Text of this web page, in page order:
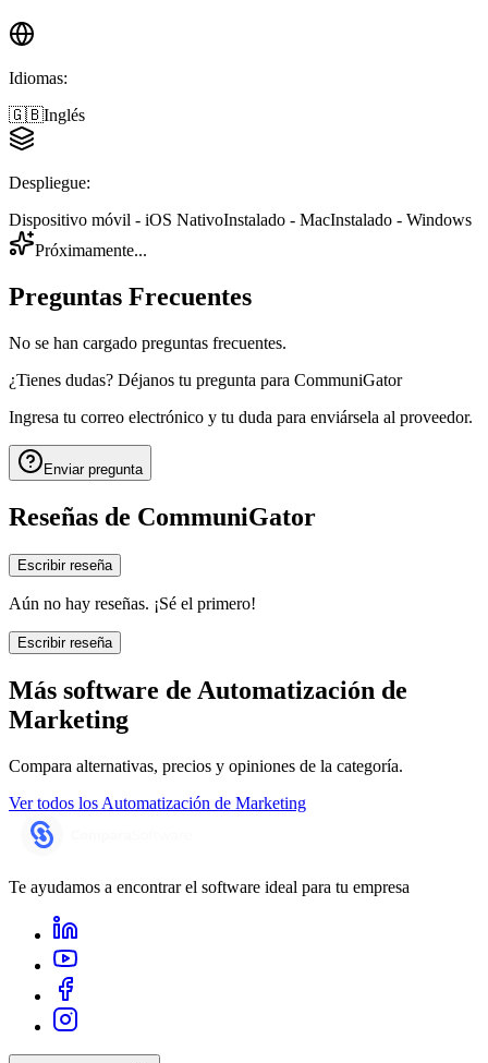
Idiomas:
🇬🇧Inglés
Despliegue:
Dispositivo móvil - iOS NativoInstalado - MacInstalado - Windows
Próximamente...
Preguntas Frecuentes
No se han cargado preguntas frecuentes.
¿Tienes dudas? Déjanos tu pregunta para CommuniGator
Ingresa tu correo electrónico y tu duda para enviársela al proveedor.
Enviar pregunta
Reseñas de CommuniGator
Escribir reseña
Aún no hay reseñas. ¡Sé el primero!
Escribir reseña
Más software de Automatización de
Marketing
Compara alternativas, precios y opiniones de la categoría.
Ver todos los Automatización de Marketing
Te ayudamos a encontrar el software ideal para tu empresa